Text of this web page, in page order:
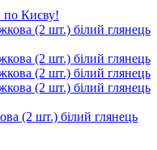
по Києву!
(2 шт.) білий глянець